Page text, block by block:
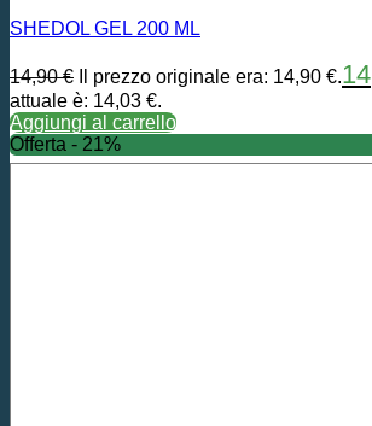
SHEDOL GEL 200 ML
14,90€ Il prezzo originale era: 14,90 €.
attuale è: 14,03 €.
Aggiungi al carrello
Offerta - 21%